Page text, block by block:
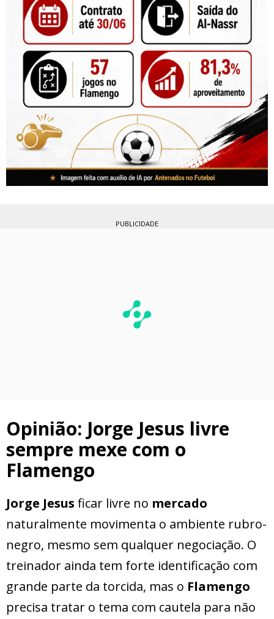
PUBLICIDADE
Opinião: Jorge Jesus livre
sempre mexe com o
Flamengo
Jorge Jesus ficar livre no mercado
naturalmente movimenta o ambiente rubro-
negro, mesmo sem qualquer negociação. O
treinador ainda tem forte identificação com
grande parte da torcida, mas o Flamengo
precisa tratar o tema com cautela para não